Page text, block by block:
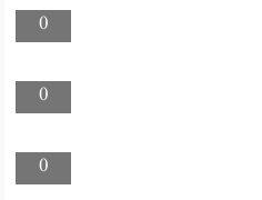
0
0
0